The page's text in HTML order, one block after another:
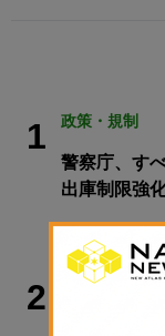
1 政策・規制
警察庁、す
出庫制限強
2026年8月6日
2 ビジネス